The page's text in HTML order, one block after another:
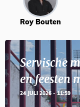
Roy Bouten
Servische
en feesten
24 JULI 2026 - 11:59